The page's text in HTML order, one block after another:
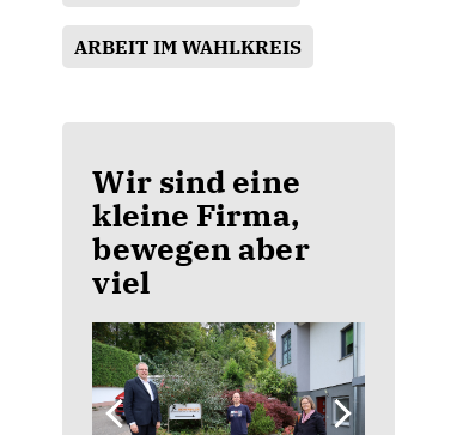
ARBEIT IM WAHLKREIS
Wir sind eine
kleine Firma,
bewegen aber
viel